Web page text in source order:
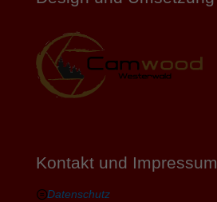
Kontakt und Impressum
Datenschutz